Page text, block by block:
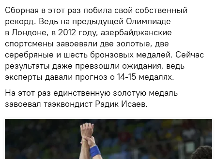
Сборная в этот раз побила свой собственный
рекорд. Ведь на предыдущей Олимпиаде
в Лондоне, в 2012 году, азербайджанские
спортсмены завоевали две золотые, две
серебряные и шесть бронзовых медалей. Сейчас
результаты даже превзошли ожидания, ведь
эксперты давали прогноз о 14-15 медалях.
На этот раз единственную золотую медаль
завоевал таэквондист Радик Исаев.